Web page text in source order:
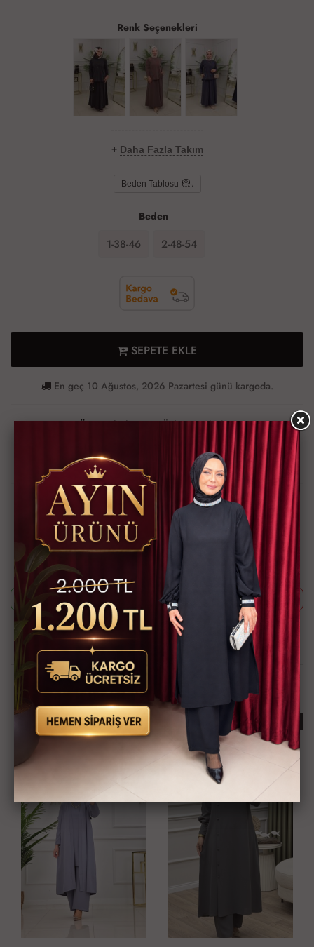
Renk Seçenekleri
+ Daha Fazla Takım
Beden Tablosu
Beden
1-38-46 2-48-54
SEPETE EKLE
En geç 10 Ağustos, 2026 Pazartesi günü kargoda.
Ürün Bilgileri
Ödeme Bilgileri
Müşteri Yorumları
Teslimat Bilgileri
Ürün Kodu
TAL0616-307
Bu ürünün siparişini sizin yerinize Müşteri Hizmetleri veya WhatsApp
ekibimizin oluşturmasını isterseniz yukarıda yazan Ürün Kodu'nu
aşağıdaki butonlara tıkladıktan sonra ekibimizle görüştüğünüzde
paylaşabilirsiniz.
Whatsapp ile Sipariş
Telefon ile Sipariş
Güvenli Alışveriş İmkanı
Hızlı Kargo İmkanı
Kredi Kartına Taksit
İmkanı
İlginizi Çekebilir
KARGO BEDAVA KARGO BEDAVA